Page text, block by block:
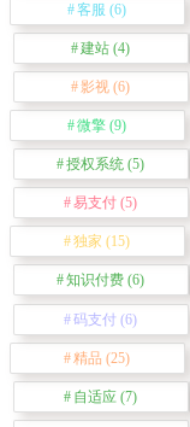
客服 (6)
建站 (4)
影视 (6)
微擎 (9)
授权系统 (5)
易支付 (5)
独家 (15)
知识付费 (6)
码支付 (6)
精品 (25)
自适应 (7)